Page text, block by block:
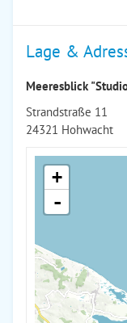
Lage &
Meeresblick
Strandstraße 11
24321 Hohwacht
+
-